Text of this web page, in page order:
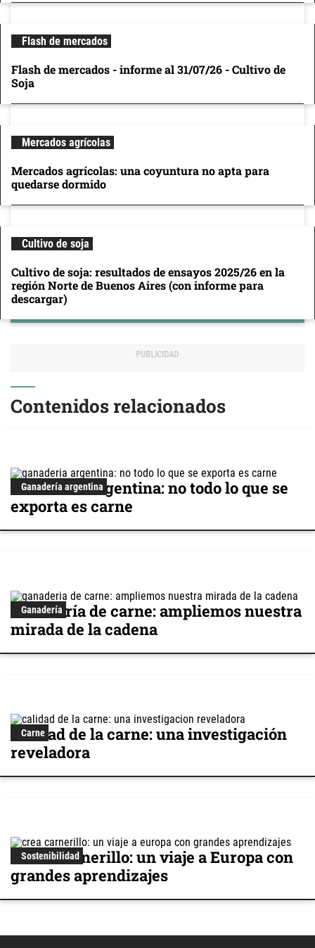
Flash de mercados
Flash de mercados - informe al 31/07/26 - Cultivo de
Soja
Mercados agrícolas
Mercados agrícolas: una coyuntura no apta para
quedarse dormido
Cultivo de soja
Cultivo de soja: resultados de ensayos 2025/26 en la
región Norte de Buenos Aires (con informe para
descargar)
Contenidos relacionados
Ganadería argentina
Ganadería argentina: no todo lo que se
exporta es carne
Ganadería
Ganadería de carne: ampliemos nuestra
mirada de la cadena
Carne
Calidad de la carne: una investigación
reveladora
Sostenibilidad
CREA Carnerillo: un viaje a Europa con
grandes aprendizajes